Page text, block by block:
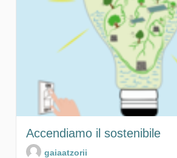
Accendiamo il sostenibile
gaiaatzorii